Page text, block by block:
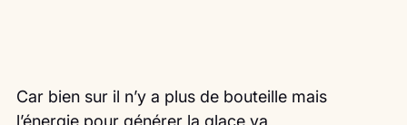
Car bien sur il n’y a plus de bouteille mais
l’énergie pour générer la glace va